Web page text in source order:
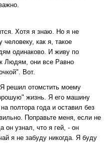
Хотя я знаю. Но я не
как я, такое
одинаково. И живу по
Людям, они все Равно
Вот.
решил отомстить моему
жизнь. Я его машину
полтора года и оставил без
Поправьте меня, если не
он узнал, что я гей, - он
я не забуду никогда. Я буду